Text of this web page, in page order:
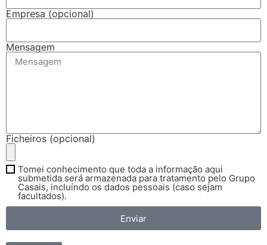
Empresa (opcional)
Mensagem
Ficheiros (opcional)
Tomei conhecimento que toda a informação aqui
submetida será armazenada para tratamento pelo Grupo
Casais, incluíndo os dados pessoais (caso sejam
facultados).
Enviar